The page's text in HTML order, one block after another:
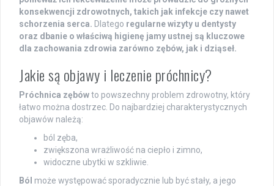
konsekwencji zdrowotnych, takich jak infekcje czy nawet
schorzenia serca. Dlatego regularne wizyty u dentysty
oraz dbanie o właściwą higienę jamy ustnej są kluczowe
dla zachowania zdrowia zarówno zębów, jak i dziąseł.
Jakie są objawy i leczenie próchnicy?
Próchnica zębówto powszechny problem zdrowotny, który
łatwo można dostrzec. Do najbardziej charakterystycznych
objawów należą:
ból zęba,
zwiększona wrażliwość na ciepło i zimno,
widoczne ubytki w szkliwie.
Ból może występować sporadycznie lub być stały, a jego